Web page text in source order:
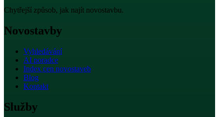
Chytřejší způsob, jak najít novostavbu.
Novostavby
Vyhledávání
AI poradce
Index cen novostaveb
Blog
Kontakt
Služby